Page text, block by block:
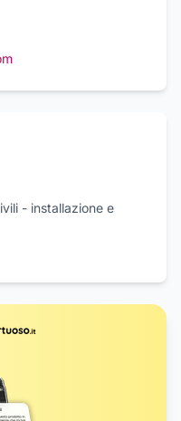
- installazione e